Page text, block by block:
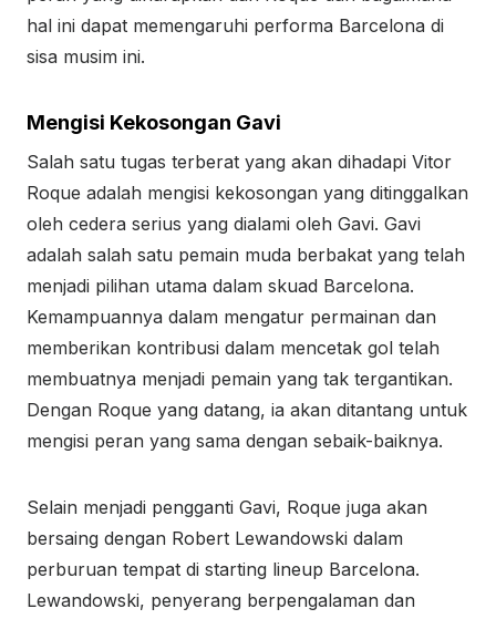
hal ini dapat memengaruhi performa Barcelona di
sisa musim ini.
Mengisi Kekosongan Gavi
Salah satu tugas terberat yang akan dihadapi Vitor
Roque adalah mengisi kekosongan yang ditinggalkan
oleh cedera serius yang dialami oleh Gavi. Gavi
adalah salah satu pemain muda berbakat yang telah
menjadi pilihan utama dalam skuad Barcelona.
Kemampuannya dalam mengatur permainan dan
memberikan kontribusi dalam mencetak gol telah
membuatnya menjadi pemain yang tak tergantikan.
Dengan Roque yang datang, ia akan ditantang untuk
mengisi peran yang sama dengan sebaik-baiknya.
Selain menjadi pengganti Gavi, Roque juga akan
bersaing dengan Robert Lewandowski dalam
perburuan tempat di starting lineup Barcelona.
Lewandowski, penyerang berpengalaman dan